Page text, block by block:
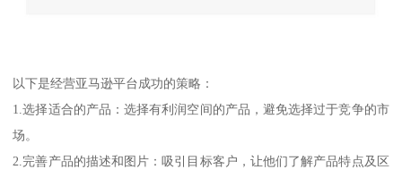
以下是经营亚马逊平台成功的策略：
1.选择适合的产品：选择有利润空间的产品，避免选择过于竞争的市
场。
2.完善产品的描述和图片：吸引目标客户，让他们了解产品特点及区